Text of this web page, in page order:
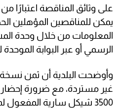
يمكن للمناقصين المؤهلين
المعلومات من خلال وحدة
الرسمي أو عبر البوابة الموحدة
غير مستردة، مع ضرورة